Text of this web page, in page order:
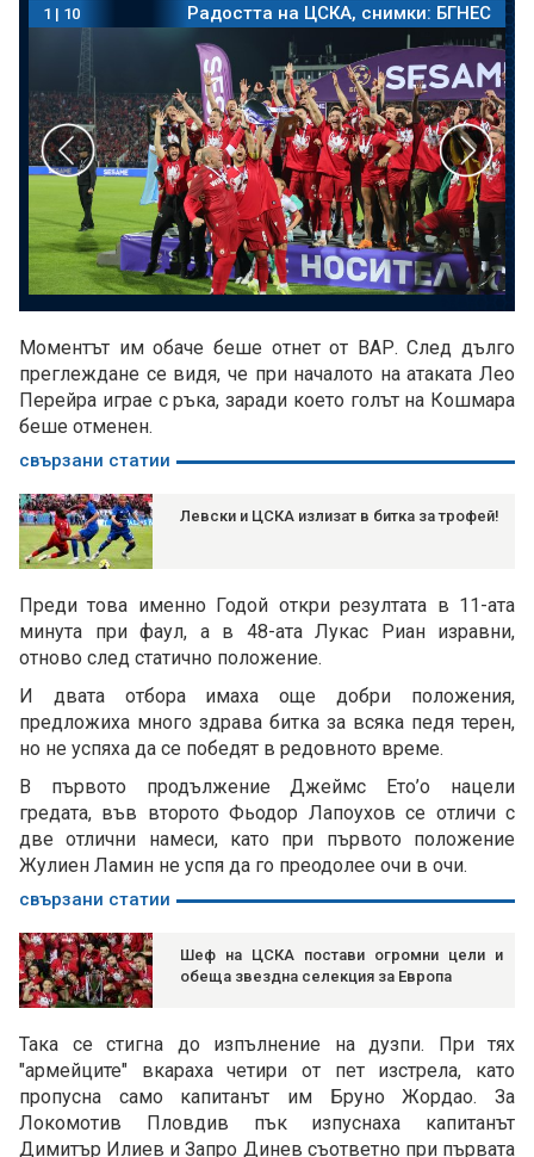
1 | 10 Радостта на ЦСКА, снимки: БГНЕС
1 | 10 Радостта на ЦСКА, снимки: БГНЕС
1 | 10 Радостта на ЦСКА, снимки: БГНЕС
1 | 10 Радостта на ЦСКА, снимки: БГНЕС
1 | 10 Радостта на ЦСКА, снимки: БГНЕС
1 | 10 Радостта на ЦСКА, снимки: БГНЕС
1 | 10 Радостта на ЦСКА, снимки: БГНЕС
1 | 10 Радостта на ЦСКА, снимки: БГНЕС
1 | 10 Радостта на ЦСКА, снимки: БГНЕС
1 | 10 Радостта на ЦСКА, снимки: БГНЕС
Моментът им обаче беше отнет от ВАР. След дълго
преглеждане се видя, че при началото на атаката Лео
Перейра играе с ръка, заради което голът на Кошмара
беше отменен.
свързани статии
Левски и ЦСКА излизат в битка за трофей!
Преди това именно Годой откри резултата в 11-ата
минута при фаул, а в 48-ата Лукас Риан изравни,
отново след статично положение.
И двата отбора имаха още добри положения,
предложиха много здрава битка за всяка педя терен,
но не успяха да се победят в редовното време.
В първото продължение Джеймс Ето’о нацели
гредата, във второто Фьодор Лапoухов се отличи с
две отлични намеси, като при първото положение
Жулиен Ламин не успя да го преодолее очи в очи.
свързани статии
Шеф на ЦСКА постави огромни цели и
обеща звездна селекция за Европа
Така се стигна до изпълнение на дузпи. При тях
"армейците" вкараха четири от пет изстрела, като
пропусна само капитанът им Бруно Жордао. За
Локомотив Пловдив пък изпуснаха капитанът
Димитър Илиев и Запро Динев съответно при първата